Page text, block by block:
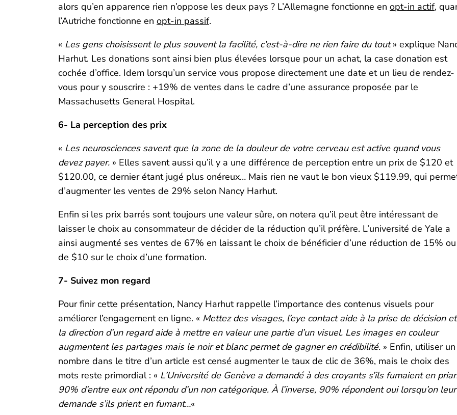
alors qu’en apparence rien n’oppose les deux pays ? L’Allemagne fonctionne en opt-in actif,
l’Autriche fonctionne en opt-in passif.
« Les gens choisissent le plus souvent la facilité, c’est-à-dire ne rien faire du tout» explique
Harhut. Les donations sont ainsi bien plus élevées lorsque pour un achat, la case donation est
cochée d’office. Idem lorsqu’un service vous propose directement une date et un lieu de rendez-
vous pour y souscrire : +19% de ventes dans le cadre d’une assurance proposée par le
Massachusetts General Hospital.
6- La perception des prix
« Les neurosciences savent que la zone de la douleur de votre cerveau est active quand vous
devez payer. » Elles savent aussi qu’il y a une différence de perception entre un prix de $120 et
$120.00, ce dernier étant jugé plus onéreux… Mais rien ne vaut le bon vieux $119.99, qui
d’augmenter les ventes de 29% selon Nancy Harhut.
Enfin si les prix barrés sont toujours une valeur sûre, on notera qu’il peut être intéressant de
laisser le choix au consommateur de décider de la réduction qu’il préfère. L’université de Yale a
ainsi augmenté ses ventes de 67% en laissant le choix de bénéficier d’une réduction de 15% ou
de $10 sur le choix d’une formation.
7- Suivez mon regard
Pour finir cette présentation, Nancy Harhut rappelle l’importance des contenus visuels pour
améliorer l’engagement en ligne. « Mettez des visages, l’eye contact aide à la prise de décision et
la direction d’un regard aide à mettre en valeur une partie d’un visuel. Les images en couleur
augmentent les partages mais le noir et blanc permet de gagner en crédibilité. » Enfin, utiliser un
nombre dans le titre d’un article est censé augmenter le taux de clic de 36%, mais le choix des
mots reste primordial : « L’Université de Genève a demandé à des croyants s’ils fumaient en
90% d’entre eux ont répondu d’un non catégorique. À l’inverse, 90% répondent oui lorsqu’on leur
demande s’ils prient en fumant…«